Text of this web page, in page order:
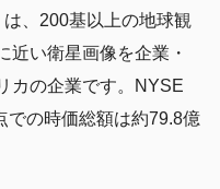
、200基以上の地球観
近い衛星画像を企業・
カの企業です。NYSE
での時価総額は約79.8億